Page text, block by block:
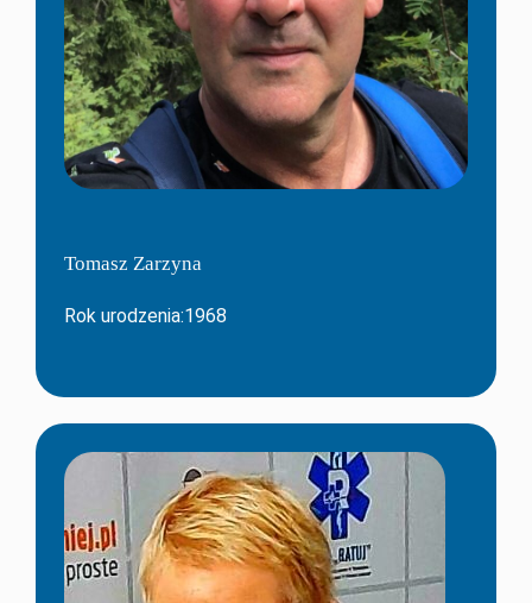
Tomasz Zarzyna
Rok urodzenia:1968